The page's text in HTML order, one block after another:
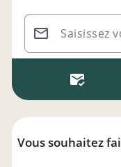
Saisissez
Vous souhaitez